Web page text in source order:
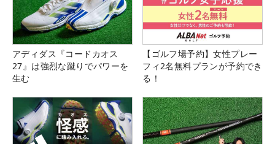
アディダス『コードカオス
27』は強烈な蹴りでパワーを
生む
【ゴルフ場予約】女性プレー
フィ2名無料プランが予約でき
る！